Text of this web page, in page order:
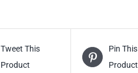
Tweet This
Product
Pin This
Product